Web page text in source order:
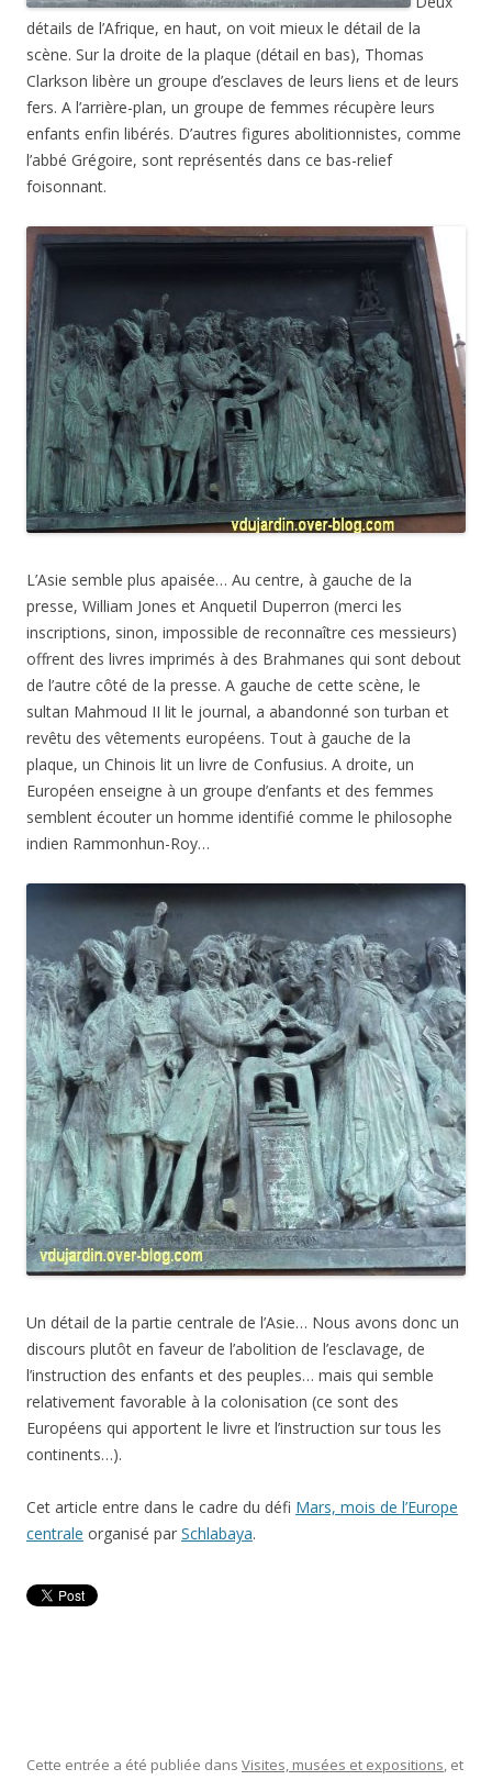
détails de l’Afrique, en haut, on voit mieux le détail de la
scène. Sur la droite de la plaque (détail en bas), Thomas
Clarkson libère un groupe d’esclaves de leurs liens et de leurs
fers. A l’arrière-plan, un groupe de femmes récupère leurs
enfants enfin libérés. D’autres figures abolitionnistes, comme
l’abbé Grégoire, sont représentés dans ce bas-relief
foisonnant.
L’Asie semble plus apaisée… Au centre, à gauche de la
presse, William Jones et Anquetil Duperron (merci les
inscriptions, sinon, impossible de reconnaître ces messieurs)
offrent des livres imprimés à des Brahmanes qui sont debout
de l’autre côté de la presse. A gauche de cette scène, le
sultan Mahmoud II lit le journal, a abandonné son turban et
revêtu des vêtements européens. Tout à gauche de la
plaque, un Chinois lit un livre de Confusius. A droite, un
Européen enseigne à un groupe d’enfants et des femmes
semblent écouter un homme identifié comme le philosophe
indien Rammonhun-Roy…
Un détail de la partie centrale de l’Asie… Nous avons donc un
discours plutôt en faveur de l’abolition de l’esclavage, de
l’instruction des enfants et des peuples… mais qui semble
relativement favorable à la colonisation (ce sont des
Européens qui apportent le livre et l’instruction sur tous les
continents…).
Cet article entre dans le cadre du défi Mars, mois de l’Europe
centrale organisé par Schlabaya.
Cette entrée a été publiée dans Visites, musées et expositions, et